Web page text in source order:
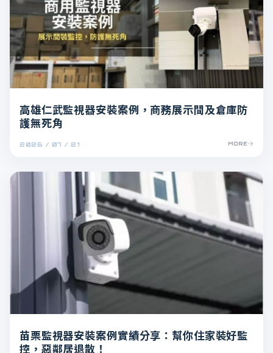
2026 / 07 / 21
高雄仁武監視器安裝案例，商務展示間及倉庫防
護無死角
MORE
苗栗監視器安裝案例實績分享：幫你住家裝好監
控，惡鄰居退散！